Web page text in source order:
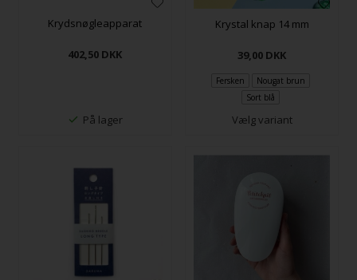
Krydsnøgleapparat
402,50 DKK
På lager
Krystal knap 14 mm
39,00 DKK
Fersken
Nougat brun
Sort blå
Vælg variant